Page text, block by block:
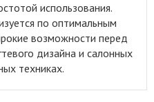
использования.
по оптимальным
возможности перед
дизайна и салонных
техниках.